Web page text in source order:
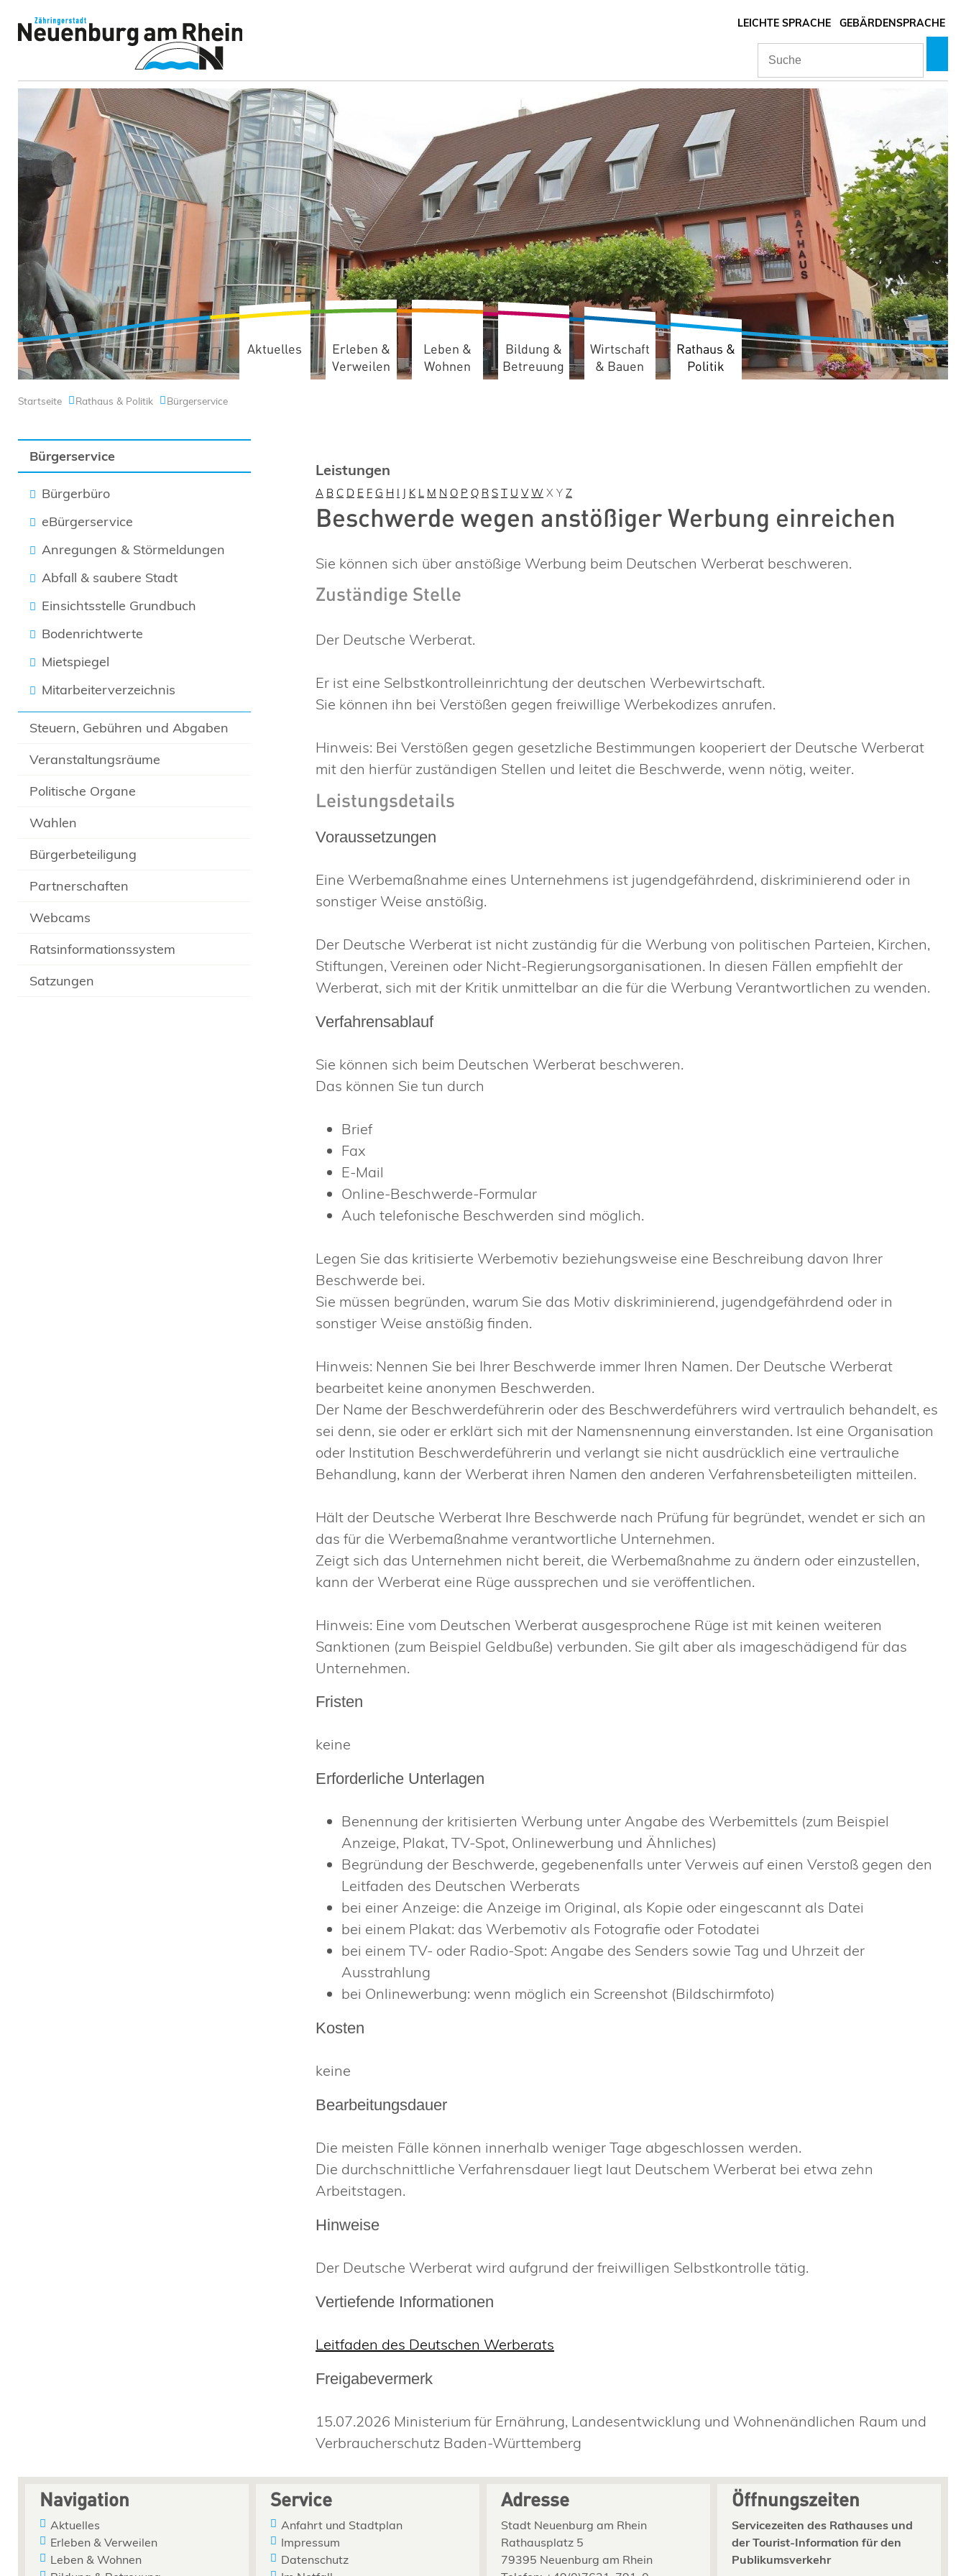
LEICHTE SPRACHE GEBÄRDENSPRACHE
Aktuelles
Erleben &
Verweilen
Leben &
Wohnen
Bildung &
Betreuung
Wirtschaft
& Bauen
Rathaus &
Politik
Startseite Rathaus & Politik Bürgerservice
Bürgerservice
Bürgerbüro
eBürgerservice
Anregungen & Störmeldungen
Abfall & saubere Stadt
Einsichtsstelle Grundbuch
Bodenrichtwerte
Mietspiegel
Mitarbeiterverzeichnis
Steuern, Gebühren und Abgaben
Veranstaltungsräume
Politische Organe
Wahlen
Bürgerbeteiligung
Partnerschaften
Webcams
Ratsinformationssystem
Satzungen
Leistungen
A B C D E F G H I J K L M N O P Q R S T U V W X Y Z
Beschwerde wegen anstößiger Werbung einreichen
Sie können sich über anstößige Werbung beim Deutschen Werberat beschweren.
Zuständige Stelle
Der Deutsche Werberat.
Er ist eine Selbstkontrolleinrichtung der deutschen Werbewirtschaft.
Sie können ihn bei Verstößen gegen freiwillige Werbekodizes anrufen.
Hinweis: Bei Verstößen gegen gesetzliche Bestimmungen kooperiert der Deutsche Werberat
mit den hierfür zuständigen Stellen und leitet die Beschwerde, wenn nötig, weiter.
Leistungsdetails
Voraussetzungen
Eine Werbemaßnahme eines Unternehmens ist jugendgefährdend, diskriminierend oder in
sonstiger Weise anstößig.
Der Deutsche Werberat ist nicht zuständig für die Werbung von politischen Parteien, Kirchen,
Stiftungen, Vereinen oder Nicht-Regierungsorganisationen. In diesen Fällen empfiehlt der
Werberat, sich mit der Kritik unmittelbar an die für die Werbung Verantwortlichen zu wenden.
Verfahrensablauf
Sie können sich beim Deutschen Werberat beschweren.
Das können Sie tun durch
Brief
Fax
E-Mail
Online-Beschwerde-Formular
Auch telefonische Beschwerden sind möglich.
Legen Sie das kritisierte Werbemotiv beziehungsweise eine Beschreibung davon Ihrer
Beschwerde bei.
Sie müssen begründen, warum Sie das Motiv diskriminierend, jugendgefährdend oder in
sonstiger Weise anstößig finden.
Hinweis: Nennen Sie bei Ihrer Beschwerde immer Ihren Namen. Der Deutsche Werberat
bearbeitet keine anonymen Beschwerden.
Der Name der Beschwerdeführerin oder des Beschwerdeführers wird vertraulich behandelt, es
sei denn, sie oder er erklärt sich mit der Namensnennung einverstanden. Ist eine Organisation
oder Institution Beschwerdeführerin und verlangt sie nicht ausdrücklich eine vertrauliche
Behandlung, kann der Werberat ihren Namen den anderen Verfahrensbeteiligten mitteilen.
Hält der Deutsche Werberat Ihre Beschwerde nach Prüfung für begründet, wendet er sich an
das für die Werbemaßnahme verantwortliche Unternehmen.
Zeigt sich das Unternehmen nicht bereit, die Werbemaßnahme zu ändern oder einzustellen,
kann der Werberat eine Rüge aussprechen und sie veröffentlichen.
Hinweis: Eine vom Deutschen Werberat ausgesprochene Rüge ist mit keinen weiteren
Sanktionen (zum Beispiel Geldbuße) verbunden. Sie gilt aber als imageschädigend für das
Unternehmen.
Fristen
keine
Erforderliche Unterlagen
Benennung der kritisierten Werbung unter Angabe des Werbemittels (zum Beispiel
Anzeige, Plakat, TV-Spot, Onlinewerbung und Ähnliches)
Begründung der Beschwerde, gegebenenfalls unter Verweis auf einen Verstoß gegen den
Leitfaden des Deutschen Werberats
bei einer Anzeige: die Anzeige im Original, als Kopie oder eingescannt als Datei
bei einem Plakat: das Werbemotiv als Fotografie oder Fotodatei
bei einem TV- oder Radio-Spot: Angabe des Senders sowie Tag und Uhrzeit der
Ausstrahlung
bei Onlinewerbung: wenn möglich ein Screenshot (Bildschirmfoto)
Kosten
keine
Bearbeitungsdauer
Die meisten Fälle können innerhalb weniger Tage abgeschlossen werden.
Die durchschnittliche Verfahrensdauer liegt laut Deutschem Werberat bei etwa zehn
Arbeitstagen.
Hinweise
Der Deutsche Werberat wird aufgrund der freiwilligen Selbstkontrolle tätig.
Vertiefende Informationen
Leitfaden des Deutschen Werberats
Freigabevermerk
15.07.2026 Ministerium für Ernährung, L andesentwicklung und Wohnenändlichen Raum und
Verbraucherschutz Baden-Württemberg
Navigation
Aktuelles
Erleben & Verweilen
Leben & Wohnen
Service
Anfahrt und Stadtplan
Impressum
Datenschutz
Adresse
Stadt Neuenburg am Rhein
Rathausplatz 5
79395 Neuenburg am Rhein
Öffnungszeiten
Servicezeiten des Rathauses und
der Tourist-Information für den
Publikumsverkehr